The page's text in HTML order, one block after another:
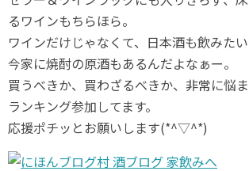
るワインもちらほら。
ワインだけじゃなくて、日本酒も飲みたい
今家に焼酎の原酒もあるんだよなぁー。
買うべきか、買わざるべきか、非常に悩ま
ランキング参加してます。
応援ポチッとお願いします(*^▽^*)